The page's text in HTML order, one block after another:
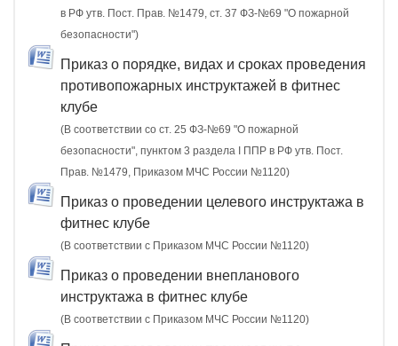
в РФ утв. Пост. Прав. №1479, ст. 37 ФЗ-№69 "О пожарной
безопасности")
Приказ о порядке, видах и сроках проведения
противопожарных инструктажей в фитнес
клубе
(В соответствии со ст. 25 ФЗ-№69 "О пожарной
безопасности", пунктом 3 раздела I ППР в РФ утв. Пост.
Прав. №1479, Приказом МЧС России №1120)
Приказ о проведении целевого инструктажа в
фитнес клубе
(В соответствии с Приказом МЧС России №1120)
Приказ о проведении внепланового
инструктажа в фитнес клубе
(В соответствии с Приказом МЧС России №1120)